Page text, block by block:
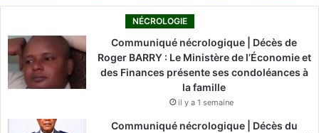
NÉCROLOGIE
Communiqué nécrologique | Décès de
Roger BARRY : Le Ministère de l’Économie et
des Finances présente ses condoléances à
la famille
il y a 1 semaine
Communiqué nécrologique | Décès du